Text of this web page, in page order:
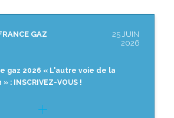
GAZ
25 JUIN
2026
gaz 2026 « L'autre voie de la
: INSCRIVEZ-VOUS !